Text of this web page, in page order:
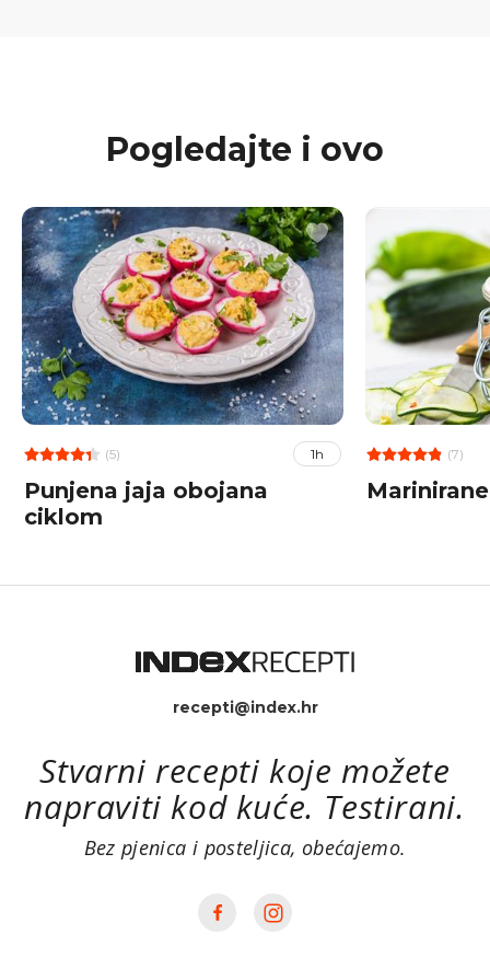
Pogledajte i ovo
(5) 1h
Punjena jaja obojana
ciklom
(7)
recepti@index.hr
Stvarni recepti koje možete
napraviti kod kuće. Testirani.
Bez pjenica i posteljica, obećajemo.